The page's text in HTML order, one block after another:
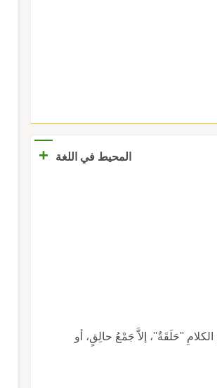
المحيط في اللغة +
''حَلَقَةٌ''، إلاَّ جَمْعُ حالِقٍ، أو